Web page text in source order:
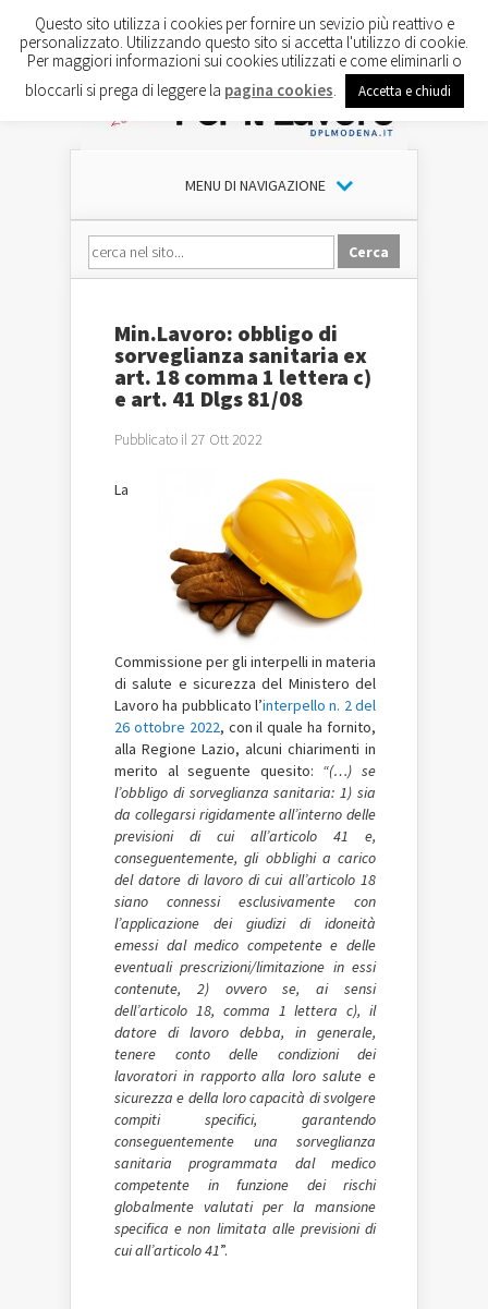
MENU DI NAVIGAZIONE
Min.Lavoro: obbligo di
sorveglianza sanitaria ex
art. 18 comma 1 lettera c)
e art. 41 Dlgs 81/08
Pubblicato il 27 Ott 2022
La
Commissione per gli interpelli in materia
di salute e sicurezza del Ministero del
Lavoro ha pubblicato l’interpello n. 2 del
26 ottobre 2022, con il quale ha fornito,
alla Regione Lazio, alcuni chiarimenti in
merito al seguente quesito: “(…) se
l’obbligo di sorveglianza sanitaria: 1) sia
da collegarsi rigidamente all’interno delle
previsioni di cui all’articolo 41 e,
conseguentemente, gli obblighi a carico
del datore di lavoro di cui all’articolo 18
siano connessi esclusivamente con
l’applicazione dei giudizi di idoneità
emessi dal medico competente e delle
eventuali prescrizioni/limitazione in essi
contenute, 2) ovvero se, ai sensi
dell’articolo 18, comma 1 lettera c), il
datore di lavoro debba, in generale,
tenere conto delle condizioni dei
lavoratori in rapporto alla loro salute e
sicurezza e della loro capacità di svolgere
compiti specifici, garantendo
conseguentemente una sorveglianza
sanitaria programmata dal medico
competente in funzione dei rischi
globalmente valutati per la mansione
specifica e non limitata alle previsioni di
cui all’articolo 41”.
Questo sito utilizza i cookies per fornire un sevizio più reattivo e
personalizzato. Utilizzando questo sito si accetta l'utilizzo di cookie.
Per maggiori informazioni sui cookies utilizzati e come eliminarli o
bloccarli si prega di leggere la pagina cookies Accetta e chiudi